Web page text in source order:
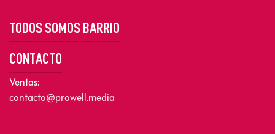
TODOS SOMOS BARRIO
CONTACTO
Ventas:
contacto@prowell.media